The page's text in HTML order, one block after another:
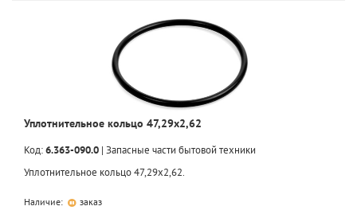
Уплотнительное кольцо 47,29x2,62
Код:6.363-090.0 | Запасные части бытовой техники
Уплотнительное кольцо 47,29x2,62.
Наличие: заказ